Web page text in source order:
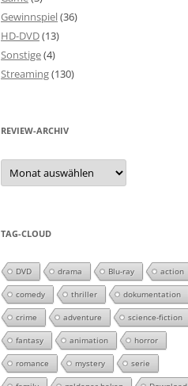
Gewinnspiel(36)
HD-DVD(13)
Sonstige(4)
Streaming(130)
REVIEW-ARCHIV
Review-
Archiv
TAG-CLOUD
DVD drama Blu-ray action
comedy thriller dokumentation
crime adventure science-fiction
fantasy animation horror
romance mystery serie